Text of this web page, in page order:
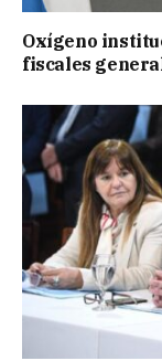
Oxígeno
fiscales